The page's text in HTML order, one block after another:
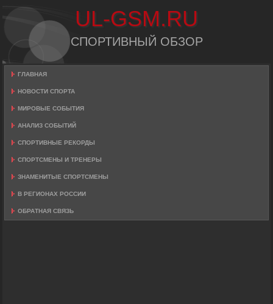
UL-GSM.RU
СПОРТИВНЫЙ ОБЗОР
ГЛАВНАЯ
НОВОСТИ СПОРТА
МИРОВЫЕ СОБЫТИЯ
АНАЛИЗ СОБЫТИЙ
СПОРТИВНЫЕ РЕКОРДЫ
СПОРТСМЕНЫ И ТРЕНЕРЫ
ЗНАМЕНИТЫЕ СПОРТСМЕНЫ
В РЕГИОНАХ РОССИИ
ОБРАТНАЯ СВЯЗЬ